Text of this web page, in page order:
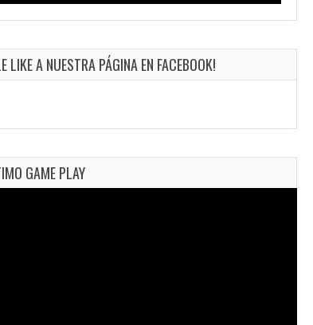
LIKE A NUESTRA PÁGINA EN FACEBOOK!
GAME PLAY